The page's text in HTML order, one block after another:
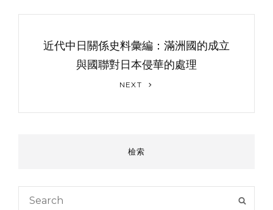
近代中日關係史料彙編：滿洲國的成立
與國聯對日本侵華的處理
NEXT
檢索
Search